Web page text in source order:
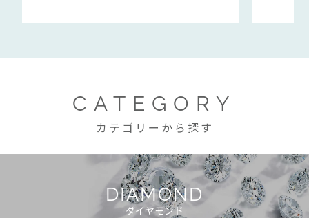
CATEGORY
カテゴリーから探す
DIAMOND
ダイヤモンド